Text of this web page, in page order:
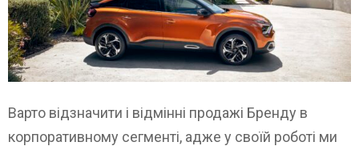
Варто відзначити і відмінні продажі Бренду в
корпоративному сегменті, адже у своїй роботі ми